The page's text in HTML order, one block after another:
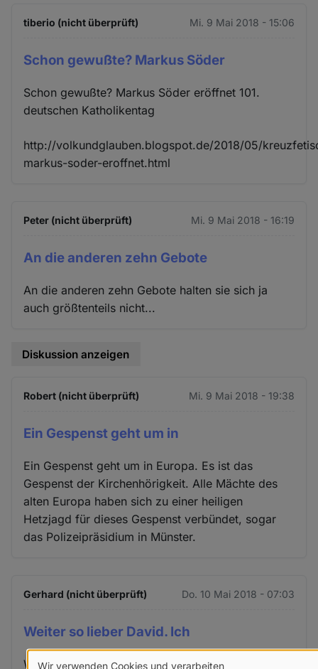
tiberio (nicht überprüft) Mi. 9 Mai 2018 - 15:06
Schon gewußte? Markus Söder
Schon gewußte? Markus Söder eröffnet 101.
deutschen Katholikentag
http://volkundglauben.blogspot.de/2018/05/
markus-soder-eroffnet.html
Peter (nicht überprüft) Mi. 9 Mai 2018 - 16:19
An die anderen zehn Gebote
An die anderen zehn Gebote halten sie sich ja
auch größtenteils nicht...
Diskussion anzeigen
Robert (nicht überprüft) Mi. 9 Mai 2018 - 19:38
Ein Gespenst geht um in
Ein Gespenst geht um in Europa. Es ist das
Gespenst der Kirchenhörigkeit. Alle Mächte des
alten Europa haben sich zu einer heiligen
Hetzjagd für dieses Gespenst verbündet, sogar
das Polizeipräsidium in Münster.
Gerhard (nicht überprüft) Do. 10 Mai 2018 - 07:03
Weiter so lieber David. Ich
Weiter so lieber David. Ich bin im Geiste bei Euch!
Wir verwenden Cookies und verarbeiten